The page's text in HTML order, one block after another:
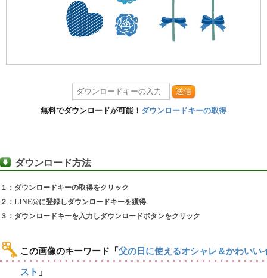
送信
無料でダウンロードが可能！ ダウンロードキーの取得
ダウンロード方法
１：ダウンロードキーの取得をクリック
２：LINE@に登録しダウンロードキーを獲得
３：ダウンロードキーを入力しダウンロードボタンをクリック
この画像のキーワード 「 父の日に使えるオシャレ＆かわいい
スト 」